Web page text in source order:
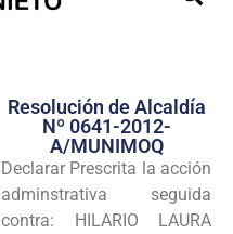
Transparencia
Seguridad
Programas
Resolución de Alcaldía
Nº 0641-2012-
A/MUNIMOQ
Declarar Prescrita la acción
adminstrativa seguida
contra: HILARIO LAURA